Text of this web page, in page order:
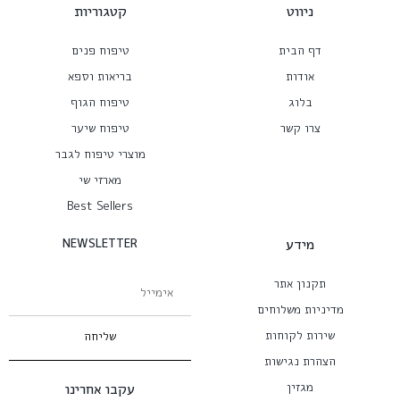
ניווט
דף הבית
אודות
בלוג
צרו קשר
קטגוריות
טיפוח פנים
בריאות וספא
טיפוח הגוף
טיפוח שיער
מוצרי טיפוח לגבר
מארזי שי
Best Sellers
מידע
תקנון אתר
מדיניות משלוחים
שירות לקוחות
הצהרת נגישות
מגזין
NEWSLETTER
שליחה
עקבו אחרינו